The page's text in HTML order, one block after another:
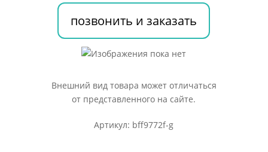
позвонить и заказать
Внешний вид товара может отличаться
от представленного на сайте.
Артикул: bff9772f-g